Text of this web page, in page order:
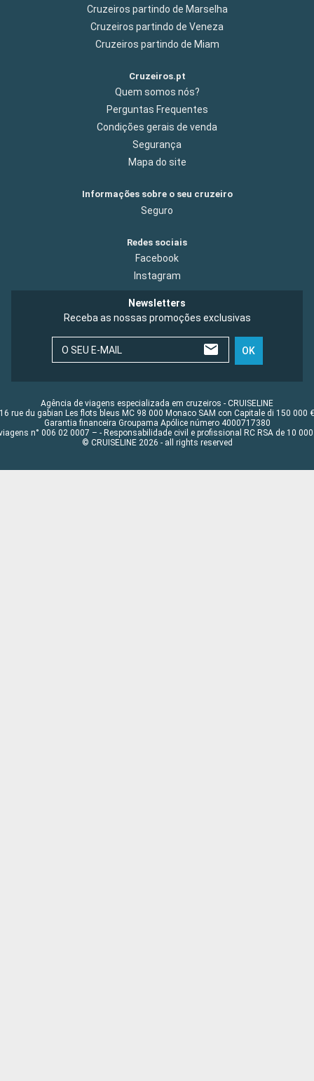
Cruzeiros partindo de Marselha
Cruzeiros partindo de Veneza
Cruzeiros partindo de Miam
Cruzeiros.pt
Quem somos nós?
Perguntas Frequentes
Condições gerais de venda
Segurança
Mapa do site
Informações sobre o seu cruzeiro
Seguro
Redes sociais
Facebook
Instagram
Newsletters
Receba as nossas promoções exclusivas
O SEU E-MAIL OK
Agência de viagens especializada em cruzeiros - CRUISELINE
16 rue du gabian Les flots bleus MC 98 000 Monaco SAM con Capitale di 150 000 €
Garantia financeira Groupama Apólice número 4000717380
n° 006 02 0007 – - Responsabilidade civil e profissional RC RSA de 10 000
© CRUISELINE 2026 - all rights reserved